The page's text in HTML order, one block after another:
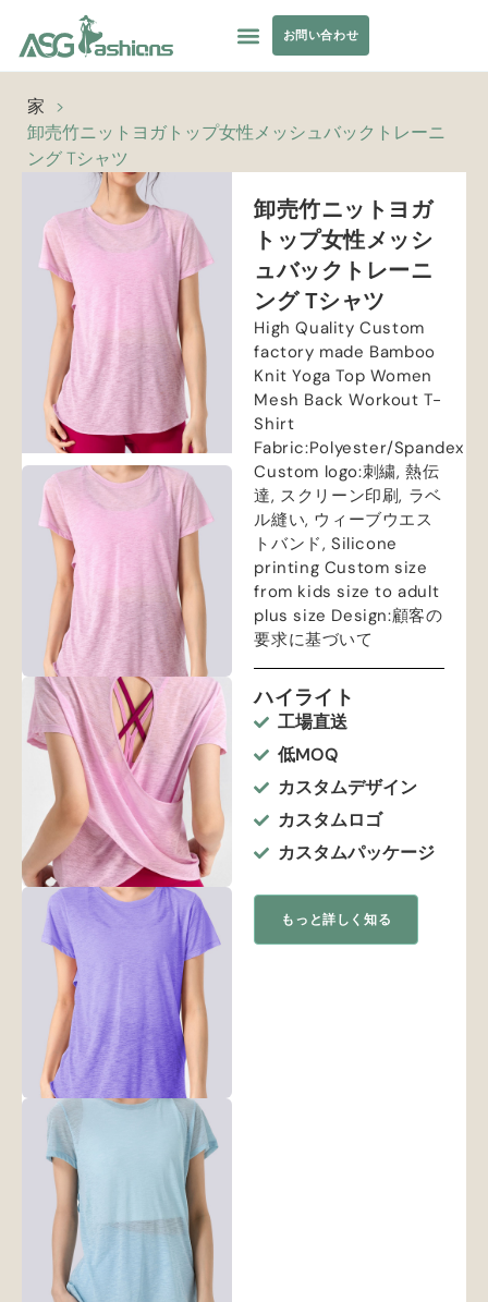
お問い合わせ
家 >
卸売竹ニットヨガトップ女性メッシュバックトレーニ
ング Tシャツ
卸売竹ニットヨガ
トップ女性メッシ
ュバックトレーニ
ング Tシャツ
High Quality Custom
factory made Bamboo
Knit Yoga Top Women
Mesh Back Workout T-
Shirt
Fabric:Polyester/Spandex
Custom logo:刺繍, 熱伝
達, スクリーン印刷, ラベ
ル縫い, ウィーブウエス
トバンド,Silicone
printing Custom size
from kids size to adult
plus size Design:顧客の
要求に基づいて
ハイライト
工場直送
低MOQ
カスタムデザイン
カスタムロゴ
カスタムパッケージ
もっと詳しく知る